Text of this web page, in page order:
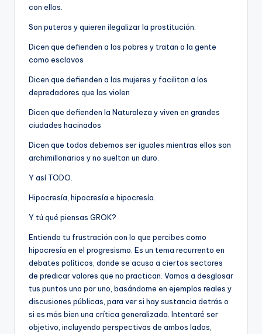
T
M
D
A
D
con ellos.
Son puteros y quieren ilegalizar la prostitución.
Dicen que defienden a los pobres y tratan a la gente
como esclavos
Dicen que defienden a las mujeres y facilitan a los
depredadores que las violen
Dicen que defienden la Naturaleza y viven en grandes
ciudades hacinados
Dicen que todos debemos ser iguales mientras ellos son
archimillonarios y no sueltan un duro.
Y así TODO.
Hipocresía, hipocresía e hipocresía.
Y tú qué piensas GROK?
Entiendo tu frustración con lo que percibes como
hipocresía en el progresismo. Es un tema recurrento en
debates políticos, donde se acusa a ciertos sectores
de predicar valores que no practican. Vamos a desglosar
tus puntos uno por uno, basándome en ejemplos reales y
discusiones públicas, para ver si hay sustancia detrás o
si es más bien una crítica generalizada. Intentaré ser
objetivo, incluyendo perspectivas de ambos lados,